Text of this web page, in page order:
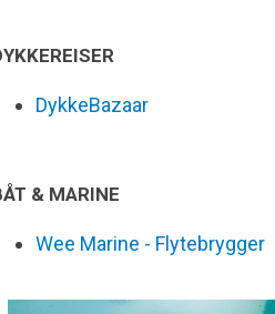
DykkeBazaar
& MARINE
Wee Marine - Flytebrygger